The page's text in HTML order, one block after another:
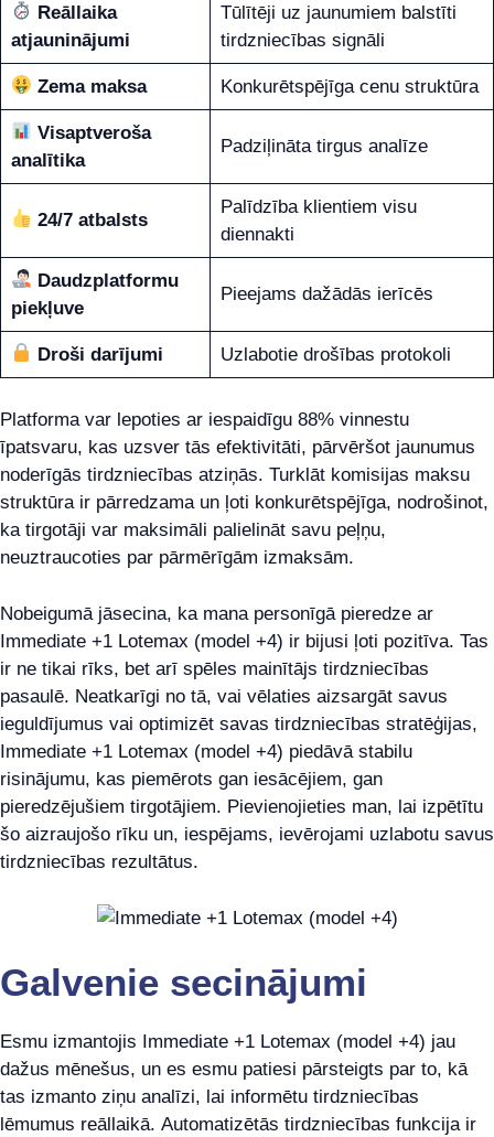
Reāllaika
atjauninājumi
Tūlītēji uz jaunumiem balstīti
tirdzniecības signāli
Zema maksa Konkurētspējīga cenu struktūra
Visaptveroša
analītika
Padziļināta tirgus analīze
24/7 atbalsts
Palīdzība klientiem visu
diennakti
Daudzplatformu
piekļuve
Pieejams dažādās ierīcēs
Droši darījumi Uzlabotie drošības protokoli
Platforma var lepoties ar iespaidīgu 88% vinnestu
īpatsvaru, kas uzsver tās efektivitāti, pārvēršot jaunumus
noderīgās tirdzniecības atziņās. Turklāt komisijas maksu
struktūra ir pārredzama un ļoti konkurētspējīga, nodrošinot,
ka tirgotāji var maksimāli palielināt savu peļņu,
neuztraucoties par pārmērīgām izmaksām.
Nobeigumā jāsecina, ka mana personīgā pieredze ar
Immediate +1 Lotemax (model +4) ir bijusi ļoti pozitīva. Tas
ir ne tikai rīks, bet arī spēles mainītājs tirdzniecības
pasaulē. Neatkarīgi no tā, vai vēlaties aizsargāt savus
ieguldījumus vai optimizēt savas tirdzniecības stratēģijas,
Immediate +1 Lotemax (model +4) piedāvā stabilu
risinājumu, kas piemērots gan iesācējiem, gan
pieredzējušiem tirgotājiem. Pievienojieties man, lai izpētītu
šo aizraujošo rīku un, iespējams, ievērojami uzlabotu savus
tirdzniecības rezultātus.
Galvenie secinājumi
Esmu izmantojis Immediate +1 Lotemax (model +4) jau
dažus mēnešus, un es esmu patiesi pārsteigts par to, kā
tas izmanto ziņu analīzi, lai informētu tirdzniecības
lēmumus reāllaikā. Automatizētās tirdzniecības funkcija ir